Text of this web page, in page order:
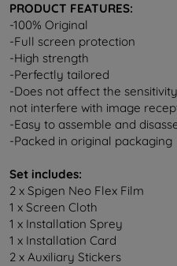
PRODUCT FEATURES:
-100% Original
-Full screen protection
-High strength
-Perfectly tailored
-Does not affect the
not interfere with image
-Easy to assemble and
-Packed in original packaging
Set includes:
2 x Spigen Neo Flex Film
1 x Screen Cloth
1 x Installation Sprey
1 x Installation Card
2 x Auxiliary Stickers